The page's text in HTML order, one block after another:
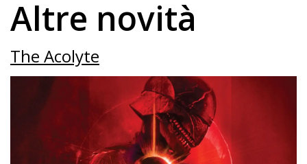
Altre novità
The Acolyte